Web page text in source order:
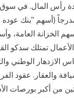
رأس المال. في
أسهم فقط من أصل 26 سهماً
الخزانة العامة،
تمتلك سدكو
الازدهار الوطني
والعقار. عقود
من أكبر بورصات